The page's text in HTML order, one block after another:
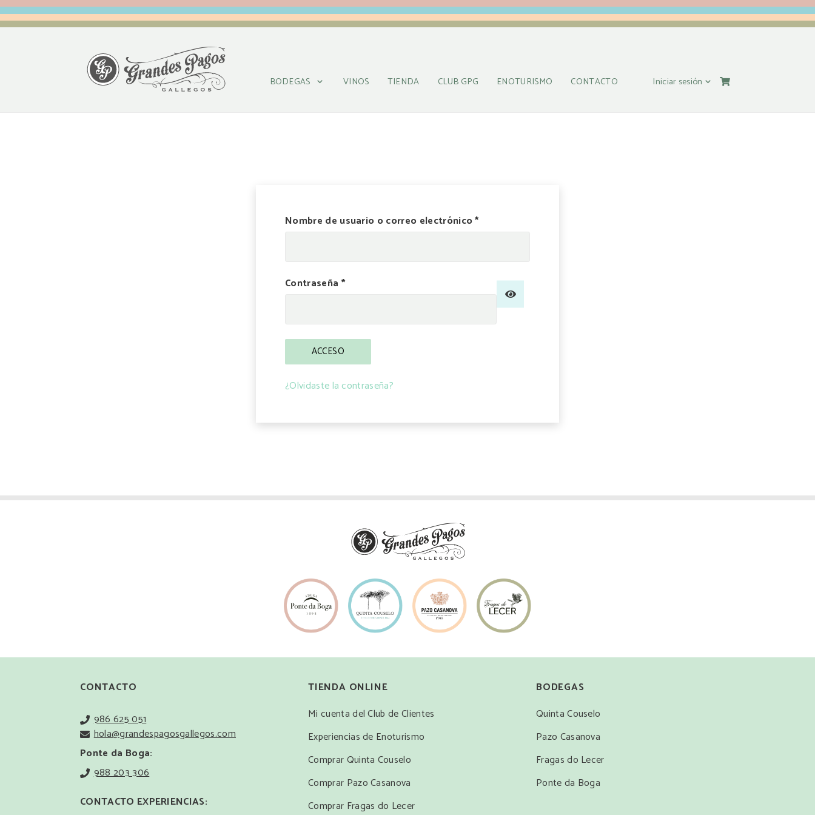
BODEGAS VINOS TIENDA CLUB GPG ENOTURISMO CONTACTO Iniciar sesión
Nombre de usuario o correo electrónico*Obligatorio
Contraseña *Obligatorio
ACCESO
¿Olvidaste la contraseña?
CONTACTO
986 625 051
hola@grandespagosgallegos.com
Ponte da Boga:
988 203 306
CONTACTO EXPERIENCIAS:
TIENDA ONLINE
Mi cuenta del Club de Clientes
Experiencias de Enoturismo
Comprar Quinta Couselo
Comprar Pazo Casanova
Comprar Fragas do Lecer
BODEGAS
Quinta Couselo
Pazo Casanova
Fragas do Lecer
Ponte da Boga